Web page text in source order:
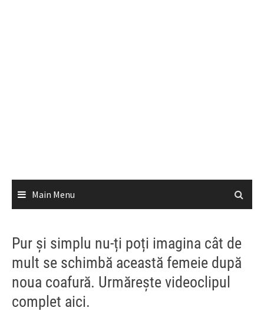
Main Menu
Pur și simplu nu-ți poți imagina cât de
mult se schimbă această femeie după
noua coafură. Urmărește videoclipul
complet aici.